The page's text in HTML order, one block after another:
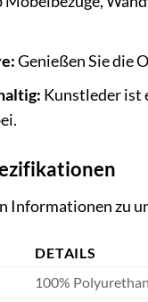
Genießen Sie die
Kunstleder ist
Informationen zu
DETAILS
100%